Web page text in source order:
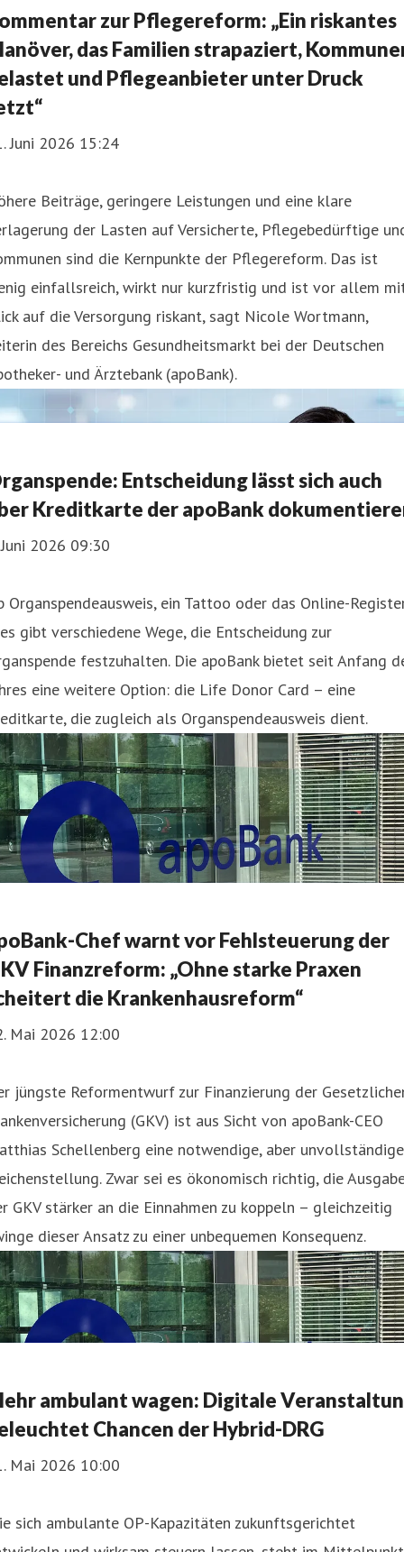
zur Pflegereform: „Ein riskantes
das Familien strapaziert,
und Pflegeanbieter unter Druck
Juni 2026 15:24
Beiträge, geringere Leistungen und eine klare
der Lasten auf Versicherte, Pflegebedürftige
sind die Kernpunkte der Pflegereform. Das ist
einfallsreich, wirkt nur kurzfristig und ist vor allem
auf die Versorgung riskant, sagt Nicole Wortmann,
des Bereichs Gesundheitsmarkt bei der Deutschen
und Ärztebank (apoBank).
Entscheidung lässt sich auch
Kreditkarte der apoBank
2026 09:30
Organspendeausweis, ein Tattoo oder das Online-
gibt verschiedene Wege, die Entscheidung zur
festzuhalten. Die apoBank bietet seit Anfang
eine weitere Option: die Life Donor Card – eine
die zugleich als Organspendeausweis dient.
Chef warnt vor Fehlsteuerung der
Finanzreform: „Ohne starke Praxen
die Krankenhausreform“
Mai 2026 12:00
jüngste Reformentwurf zur Finanzierung der
(GKV) ist aus Sicht von apoBank-CEO
Schellenberg eine notwendige, aber unvollständige
Zwar sei es ökonomisch richtig, die
GKV stärker an die Einnahmen zu koppeln – gleichzeitig
dieser Ansatz zu einer unbequemen Konsequenz.
ambulant wagen: Digitale
Chancen der Hybrid-DRG
Mai 2026 10:00
sich ambulante OP-Kapazitäten zukunftsgerichtet